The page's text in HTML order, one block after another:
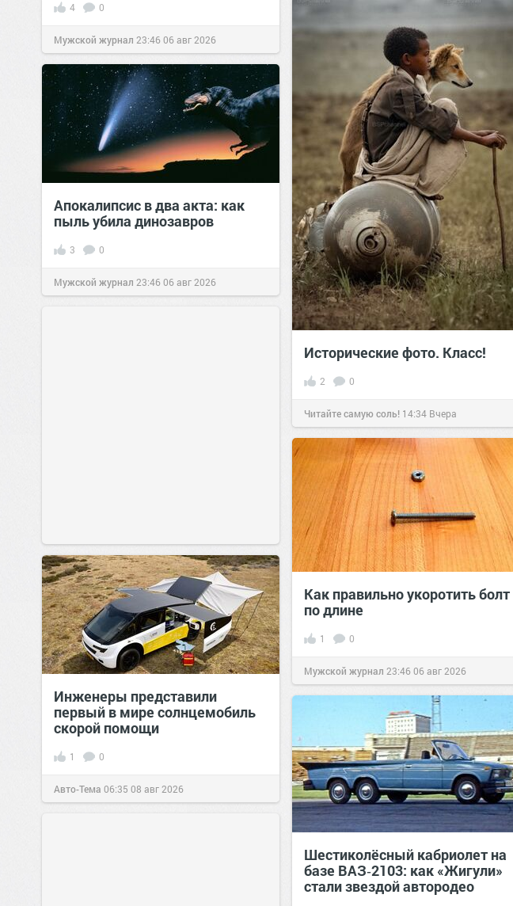
4 0
Мужской журнал 23:4606 авг 2026
Исторические фото. Класс!
2 0
Читайте самую соль! 14:34 Вчера
Апокалипсис в два акта: как
пыль убила динозавров
3 0
Мужской журнал 23:4606 авг 2026
Как правильно укоротить болт
по длине
1 0
Мужской журнал 23:4606 авг 2026
Инженеры представили
первый в мире солнцемобиль
скорой помощи
1 0
Авто-Тема 06:35 08 авг 2026
Шестиколёсный кабриолет на
базе ВАЗ‑2103: как «Жигули»
стали звездой автородео